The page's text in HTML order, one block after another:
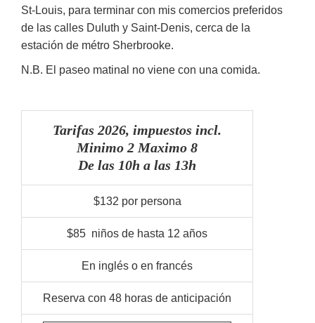
St-Louis, para terminar con mis comercios preferidos
de las calles Duluth y Saint-Denis, cerca de la
estación de métro Sherbrooke.
N.B. El paseo matinal no viene con una comida.
Tarifas 2026, impuestos incl.
Minimo 2 Maximo 8
De las 10h a las 13h
$132 por persona
$85 niños de hasta 12 años
En inglés o en francés
Reserva con 48 horas de anticipación